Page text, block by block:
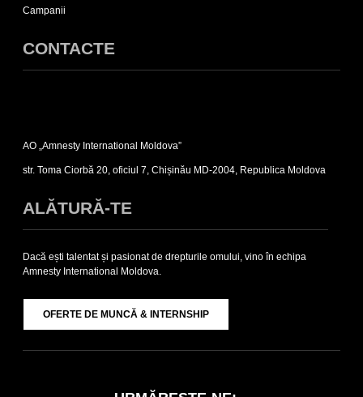
Campanii
CONTACTE
Contacte
sub-
list
AO „Amnesty International Moldova”
str. Toma Ciorbă 20, oficiul 7, Chișinău MD-2004, Republica Moldova
ALĂTURĂ-TE
Dacă ești talentat și pasionat de drepturile omului, vino în echipa
Amnesty International Moldova.
OFERTE DE MUNCĂ & INTERNSHIP